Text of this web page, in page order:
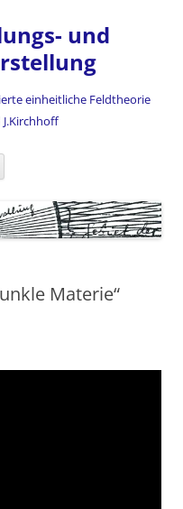
und
einheitliche Feldtheorie
Materie“